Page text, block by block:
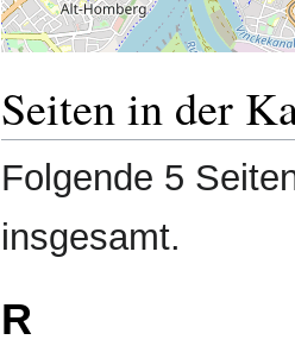
Seiten in der
Folgende 5
insgesamt.
R